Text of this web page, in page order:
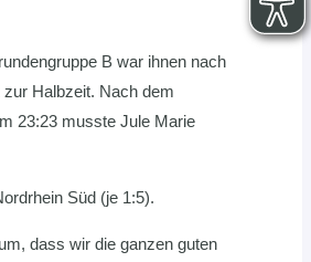
B war ihnen nach
Halbzeit. Nach dem
23:23 musste Jule Marie
Süd (je 1:5).
dass wir die ganzen guten